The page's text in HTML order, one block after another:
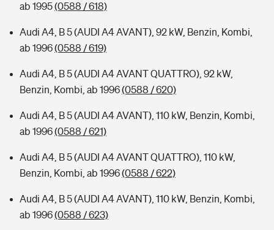
ab 1995(0588 / 618)
Audi A4, B 5 (AUDI A4 AVANT), 92 kW, Benzin, Kombi,
ab 1996(0588 / 619)
Audi A4, B 5 (AUDI A4 AVANT QUATTRO), 92 kW,
Benzin, Kombi, ab 1996(0588 / 620)
Audi A4, B 5 (AUDI A4 AVANT), 110 kW, Benzin, Kombi,
ab 1996(0588 / 621)
Audi A4, B 5 (AUDI A4 AVANT QUATTRO), 110 kW,
Benzin, Kombi, ab 1996(0588 / 622)
Audi A4, B 5 (AUDI A4 AVANT), 110 kW, Benzin, Kombi,
ab 1996(0588 / 623)